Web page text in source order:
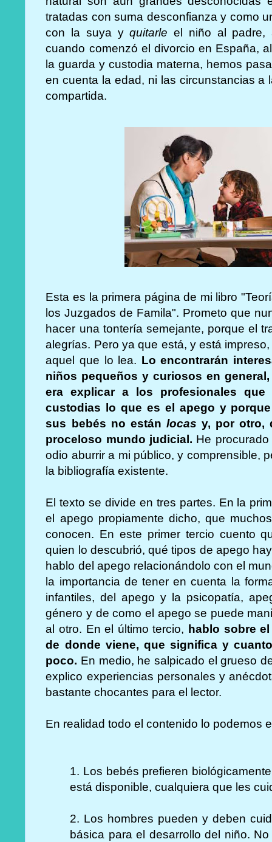
tratadas con suma desconfianza y como
con la suya yquitarleel niño al padre,
cuando comenzó el divorcio en España,
la guarda y custodia materna, hemos
en cuenta la edad, ni las circunstancias a
compartida.
Esta es la primera página de mi libro
los Juzgados de Famila". Prometo que
hacer una tontería semejante, porque el
alegrías. Pero ya que está, y está
aquel que lo lea. Lo encontrarán
niños pequeños y curiosos en
era explicar a los profesionales
custodias lo que es el apego y
sus bebés no están locas y, por otro,
proceloso mundo judicial. He
odio aburrir a mi público, y comprensible,
la bibliografía existente.
El texto se divide en tres partes. En la
el apego propiamente dicho, que
conocen. En este primer tercio cuento
quien lo descubrió, qué tipos de apego
hablo del apego relacionándolo con el
la importancia de tener en cuenta la
infantiles, del apego y la psicopatía,
género y de como el apego se puede
al otro. En el último tercio, hablo sobre
de donde viene, que significa y
poco. En medio, he salpicado el grueso
explico experiencias personales y
bastante chocantes para el lector.
En realidad todo el contenido lo podemos
1. Los bebés prefieren
está disponible, cualquiera que les
2. Los hombres pueden y deben
básica para el desarrollo del niño.